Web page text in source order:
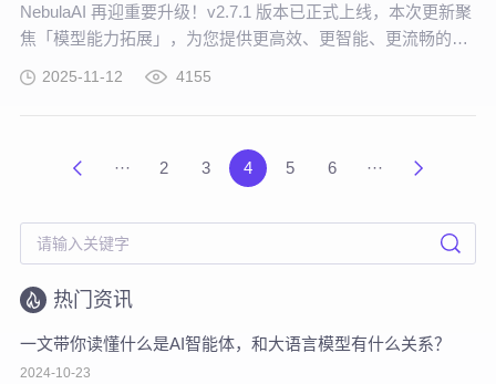
NebulaAI 再迎重要升级！v2.7.1 版本已正式上线，本次更新聚
焦「模型能力拓展」，为您提供更高效、更智能、更流畅的产
2025-11-12 4155
··· 2 3 4 5 6 ···
热门资讯
一文带你读懂什么是AI智能体，和大语言模型有什么关系？
2024-10-23